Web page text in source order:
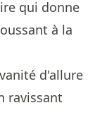
qui donne
à la
d'allure
ravissant